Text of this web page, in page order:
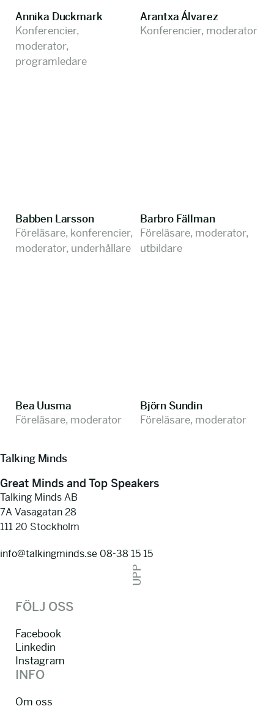
Annika Duckmark
Konferencier,
moderator,
programledare
Arantxa Álvarez
Konferencier, moderator
Babben Larsson
Föreläsare, konferencier,
moderator, underhållare
Barbro Fällman
Föreläsare, moderator,
utbildare
Bea Uusma
Föreläsare, moderator
Björn Sundin
Föreläsare, moderator
Talking Minds
Great Minds and Top Speakers
Talking Minds AB
7A Vasagatan 28
111 20 Stockholm
info@talkingminds.se 08-38 15 15
UPP
FÖLJ OSS
Facebook
Linkedin
Instagram
INFO
Om oss